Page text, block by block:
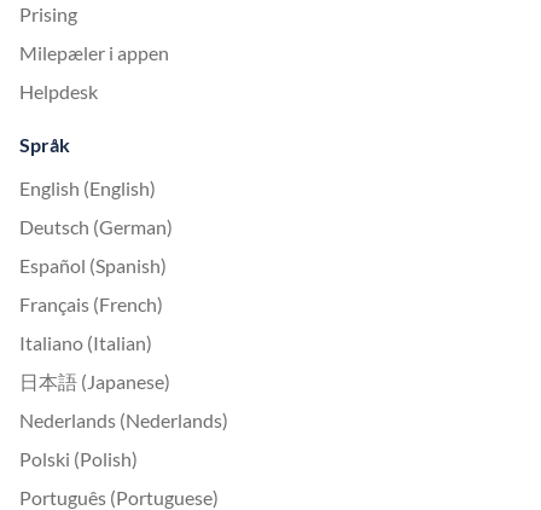
Prising
Milepæler i appen
Helpdesk
Språk
English (English)
Deutsch (German)
Español (Spanish)
Français (French)
Italiano (Italian)
日本語 (Japanese)
Nederlands (Nederlands)
Polski (Polish)
Português (Portuguese)